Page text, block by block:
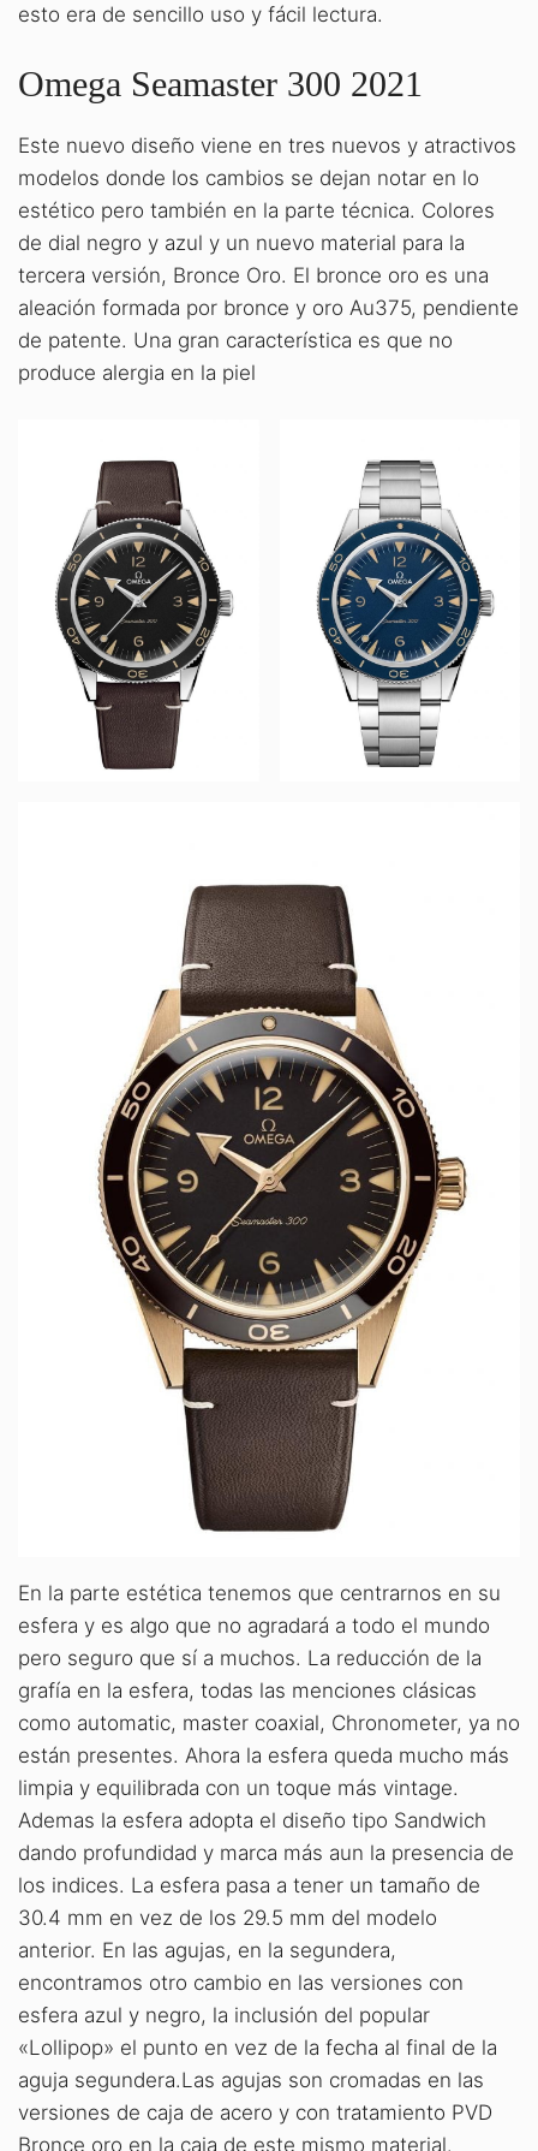
esto era de sencillo uso y fácil lectura.
Omega Seamaster 300 2021
Este nuevo diseño viene en tres nuevos y atractivos
modelos donde los cambios se dejan notar en lo
estético pero también en la parte técnica. Colores
de dial negro y azul y un nuevo material para la
tercera versión, Bronce Oro. El bronce oro es una
aleación formada por bronce y oro Au375, pendiente
de patente. Una gran característica es que no
produce alergia en la piel
En la parte estética tenemos que centrarnos en su
esfera y es algo que no agradará a todo el mundo
pero seguro que sí a muchos. La reducción de la
grafía en la esfera, todas las menciones clásicas
como automatic, master coaxial, Chronometer, ya no
están presentes. Ahora la esfera queda mucho más
limpia y equilibrada con un toque más vintage.
Ademas la esfera adopta el diseño tipo Sandwich
dando profundidad y marca más aun la presencia de
los indices. La esfera pasa a tener un tamaño de
30.4 mm en vez de los 29.5 mm del modelo
anterior. En las agujas, en la segundera,
encontramos otro cambio en las versiones con
esfera azul y negro, la inclusión del popular
«Lollipop» el punto en vez de la fecha al final de la
aguja segundera.Las agujas son cromadas en las
versiones de caja de acero y con tratamiento PVD
Bronce oro en la caja de este mismo material.